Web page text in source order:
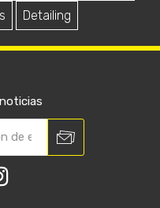
Detailing